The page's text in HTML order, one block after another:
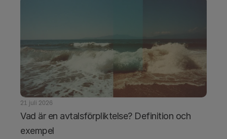
21 juli 2026
Vad är en avtalsförpliktelse? Definition och
exempel